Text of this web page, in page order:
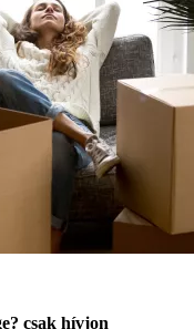
csak hívjon